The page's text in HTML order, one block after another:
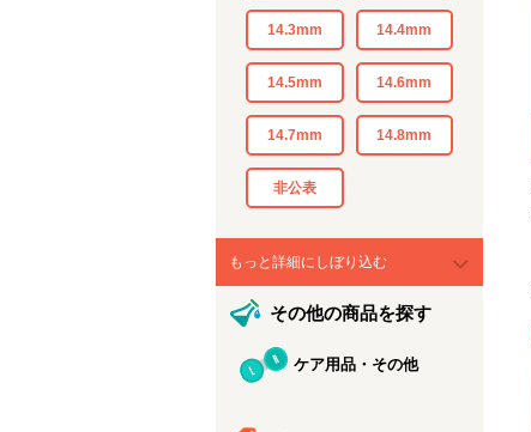
14.3mm 14.4mm
14.5mm 14.6mm
14.7mm 14.8mm
非公表
もっと詳細にしぼり込む
その他の商品を探す
ケア用品・その他